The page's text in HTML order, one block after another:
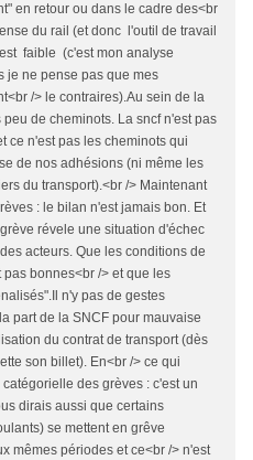
en retour ou dans le cadre des<br
du rail (et donc l'outil de travail
faible (c'est mon analyse
je ne pense pas que mes
/> le contraires).Au sein de la
peu de cheminots. La sncf n'est pas
ce n'est pas les cheminots qui
de nos adhésions (ni même les
du transport).<br /> Maintenant
: le bilan n'est jamais bon. Et
révele une situation d'échec
acteurs. Que les conditions de
pas bonnes<br /> et que les
n'y pas de gestes
part de la SNCF pour mauvaise
du contrat de transport (dès
son billet). En<br /> ce qui
des grèves : c'est un
dirais aussi que certains
se mettent en grêve
mêmes périodes et ce<br /> n'est